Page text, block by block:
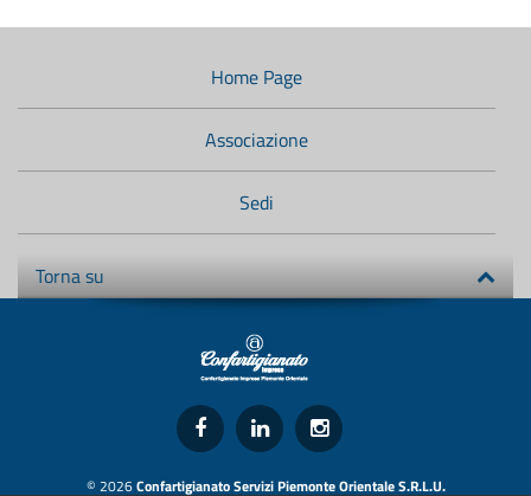
Home Page
Associazione
Sedi
Torna su
© 2026Confartigianato Servizi Piemonte Orientale S.R.L.U.